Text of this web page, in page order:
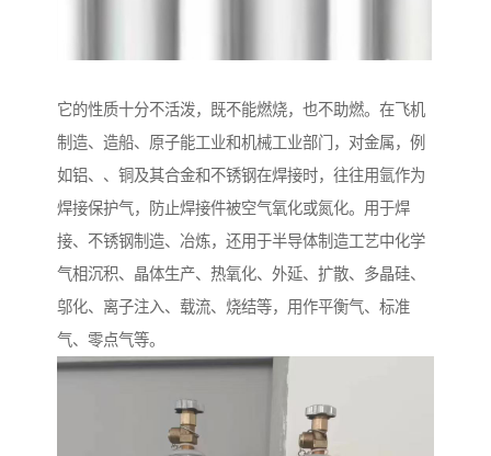
它的性质十分不活泼，既不能燃烧，也不助燃。在飞机
制造、造船、原子能工业和机械工业部门，对金属，例
如铝、、铜及其合金和不锈钢在焊接时，往往用氩作为
焊接保护气，防止焊接件被空气氧化或氮化。用于焊
接、不锈钢制造、冶炼，还用于半导体制造工艺中化学
气相沉积、晶体生产、热氧化、外延、扩散、多晶硅、
邬化、离子注入、载流、烧结等，用作平衡气、标准
气、零点气等。